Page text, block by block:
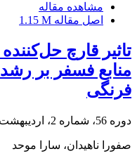
مشاهده مقاله
اصل مقاله 1.15 M
تاثیر قارچ
منابع فسفر بر
فرنگی
دوره 56، شماره 2، اردیبهشت 1404، صفحه
صفورا ناهیدان، سارا موحد